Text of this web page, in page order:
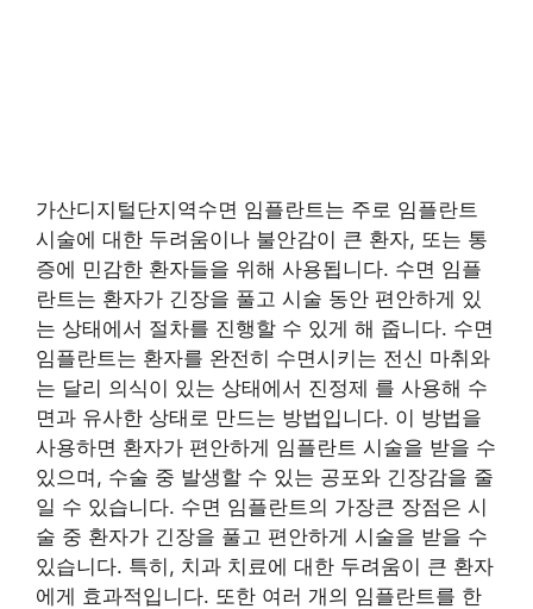
가산디지털단지역수면 임플란트는 주로 임플란트
시술에 대한 두려움이나 불안감이 큰 환자, 또는 통
증에 민감한 환자들을 위해 사용됩니다. 수면 임플
란트는 환자가 긴장을 풀고 시술 동안 편안하게 있
는 상태에서 절차를 진행할 수 있게 해 줍니다. 수면
임플란트는 환자를 완전히 수면시키는 전신 마취와
는 달리 의식이 있는 상태에서 진정제 를 사용해 수
면과 유사한 상태로 만드는 방법입니다. 이 방법을
사용하면 환자가 편안하게 임플란트 시술을 받을 수
있으며, 수술 중 발생할 수 있는 공포와 긴장감을 줄
일 수 있습니다. 수면 임플란트의 가장큰 장점은 시
술 중 환자가 긴장을 풀고 편안하게 시술을 받을 수
있습니다. 특히, 치과 치료에 대한 두려움이 큰 환자
에게 효과적입니다. 또한 여러 개의 임플란트를 한